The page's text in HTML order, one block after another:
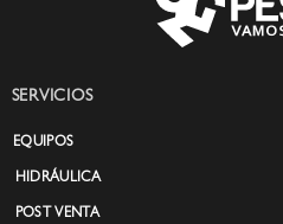
SERVICIOS
EQUIPOS
HIDRÁULICA
POST VENTA